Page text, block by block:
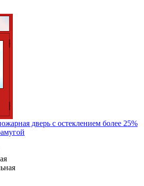
дверь с остеклением более 25%